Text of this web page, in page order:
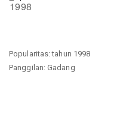
Popularitas: tahun 1998
Panggilan: Gadang